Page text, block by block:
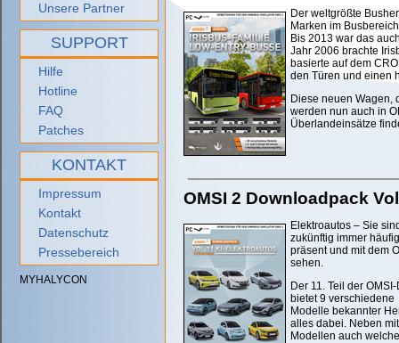
Unsere Partner
SUPPORT
Hilfe
Hotline
FAQ
Patches
KONTAKT
Impressum
Kontakt
Datenschutz
Pressebereich
MYHALYCON
Der weltgrößte
Marken im
Bis 2013 war das
Jahr 2006 brachte
basierte auf dem
den Türen und einen
Diese neuen Wagen,
werden nun auch in
Überlandeinsätze
OMSI 2 Downloadpack
Elektroautos – Sie
zukünftig immer
präsent und mit dem
sehen.
Der 11. Teil der
bietet 9 verschiedene
Modelle bekannter
alles dabei. Neben
Modellen auch